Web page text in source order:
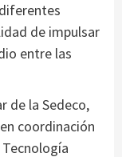
de impulsar
entre las
de la Sedeco,
coordinación